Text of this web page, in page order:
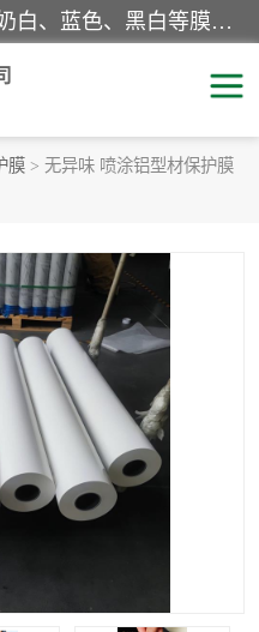
该类保护膜有复合，透明、奶白、蓝色、黑白等膜型。特高粘，高粘，中高粘，中粘，中低粘，低粘等。对于不同的粘力要求有相应的产品相适配。无胶渍残留污染。在较宽的收卷幅度下平整无皱纹，收卷长度大，利于机械化及自动化施工粘贴。为您的产品提供的表面保护解决方案。 产品广泛适用于：铝材、不锈钢、金属、塑料、电子、家电、家具、玻璃、化工材料、装饰材料等。
膜 > 无异味 喷涂铝型材保护膜
家具保护膜
透明保护膜
乳白保护膜
纯黑保护膜
彩钢板保护膜
铝板保护膜